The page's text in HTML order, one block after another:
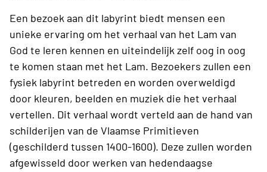
Een bezoek aan dit labyrint biedt mensen een
unieke ervaring om het verhaal van het Lam van
God te leren kennen en uiteindelijk zelf oog in oog
te komen staan met het Lam. Bezoekers zullen een
fysiek labyrint betreden en worden overweldigd
door kleuren, beelden en muziek die het verhaal
vertellen. Dit verhaal wordt verteld aan de hand van
schilderijen van de Vlaamse Primitieven
(geschilderd tussen 1400-1600). Deze zullen worden
afgewisseld door werken van hedendaagse